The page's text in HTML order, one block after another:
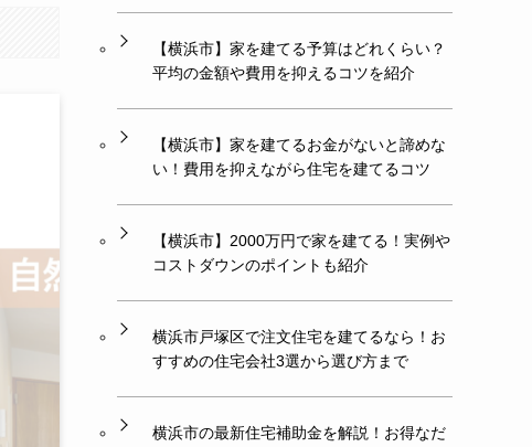
【横浜市】家を建てる予算はどれくらい？
平均の金額や費用を抑えるコツを紹介
【横浜市】家を建てるお金がないと諦めな
い！費用を抑えながら住宅を建てるコツ
【横浜市】2000万円で家を建てる！実例や
コストダウンのポイントも紹介
横浜市戸塚区で注文住宅を建てるなら！お
すすめの住宅会社3選から選び方まで
横浜市の最新住宅補助金を解説！お得なだ